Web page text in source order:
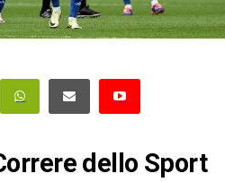
dello Sport